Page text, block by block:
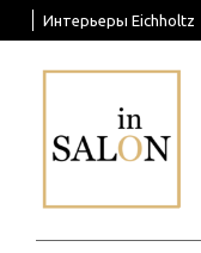
Интерьеры Eichholtz